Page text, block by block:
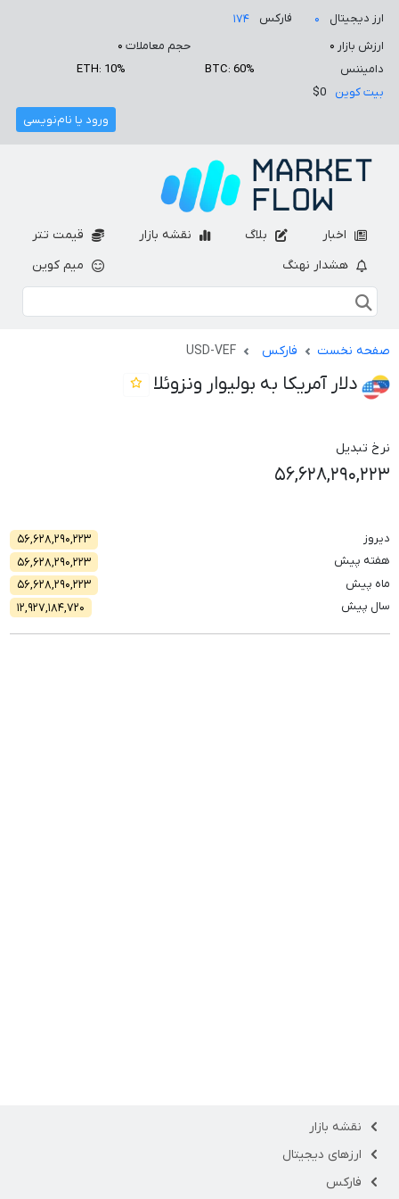
ارز دیجیتال ۰ فارکس
۱۷۴
ارزش بازار ۰ حجم معاملات ۰
دامیننس
BTC: 60%
ETH: 10%
بیت کوین
$0
ورود یا نام‌نویسی
اخبار بلاگ نقشه بازار
قیمت تتر
هشدار نهنگ
میم کوین
صفحه نخست فارکس USD-VEF
دلار آمریکا به بولیوار ونزوئلا
نرخ تبدیل
۵۶,۶۲۸,۲۹۰,۲۲۳
دیروز
۵۶,۶۲۸,۲۹۰,۲۲۳
هفته پیش
۵۶,۶۲۸,۲۹۰,۲۲۳
ماه پیش
۵۶,۶۲۸,۲۹۰,۲۲۳
سال پیش
۱۲,۹۲۷,۱۸۴,۷۲۰
نقشه بازار
ارزهای دیجیتال
فارکس